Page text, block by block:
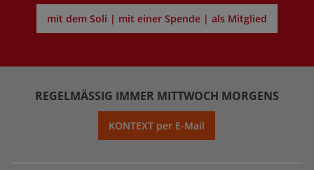
mit dem Soli | mit einer Spende | als Mitglied
REGELMÄSSIG IMMER MITTWOCH MORGENS
KONTEXT per E-Mail